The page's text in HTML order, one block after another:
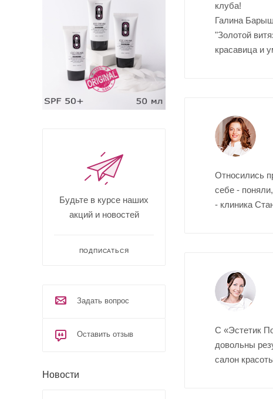
клуба!
Галина
"Золотой
красавица и
Относились
себе -
- клиника
С «Эстетик
довольны
салон
Будьте в курсе наших
акций и новостей
ПОДПИСАТЬСЯ
Задать вопрос
Оставить отзыв
Новости